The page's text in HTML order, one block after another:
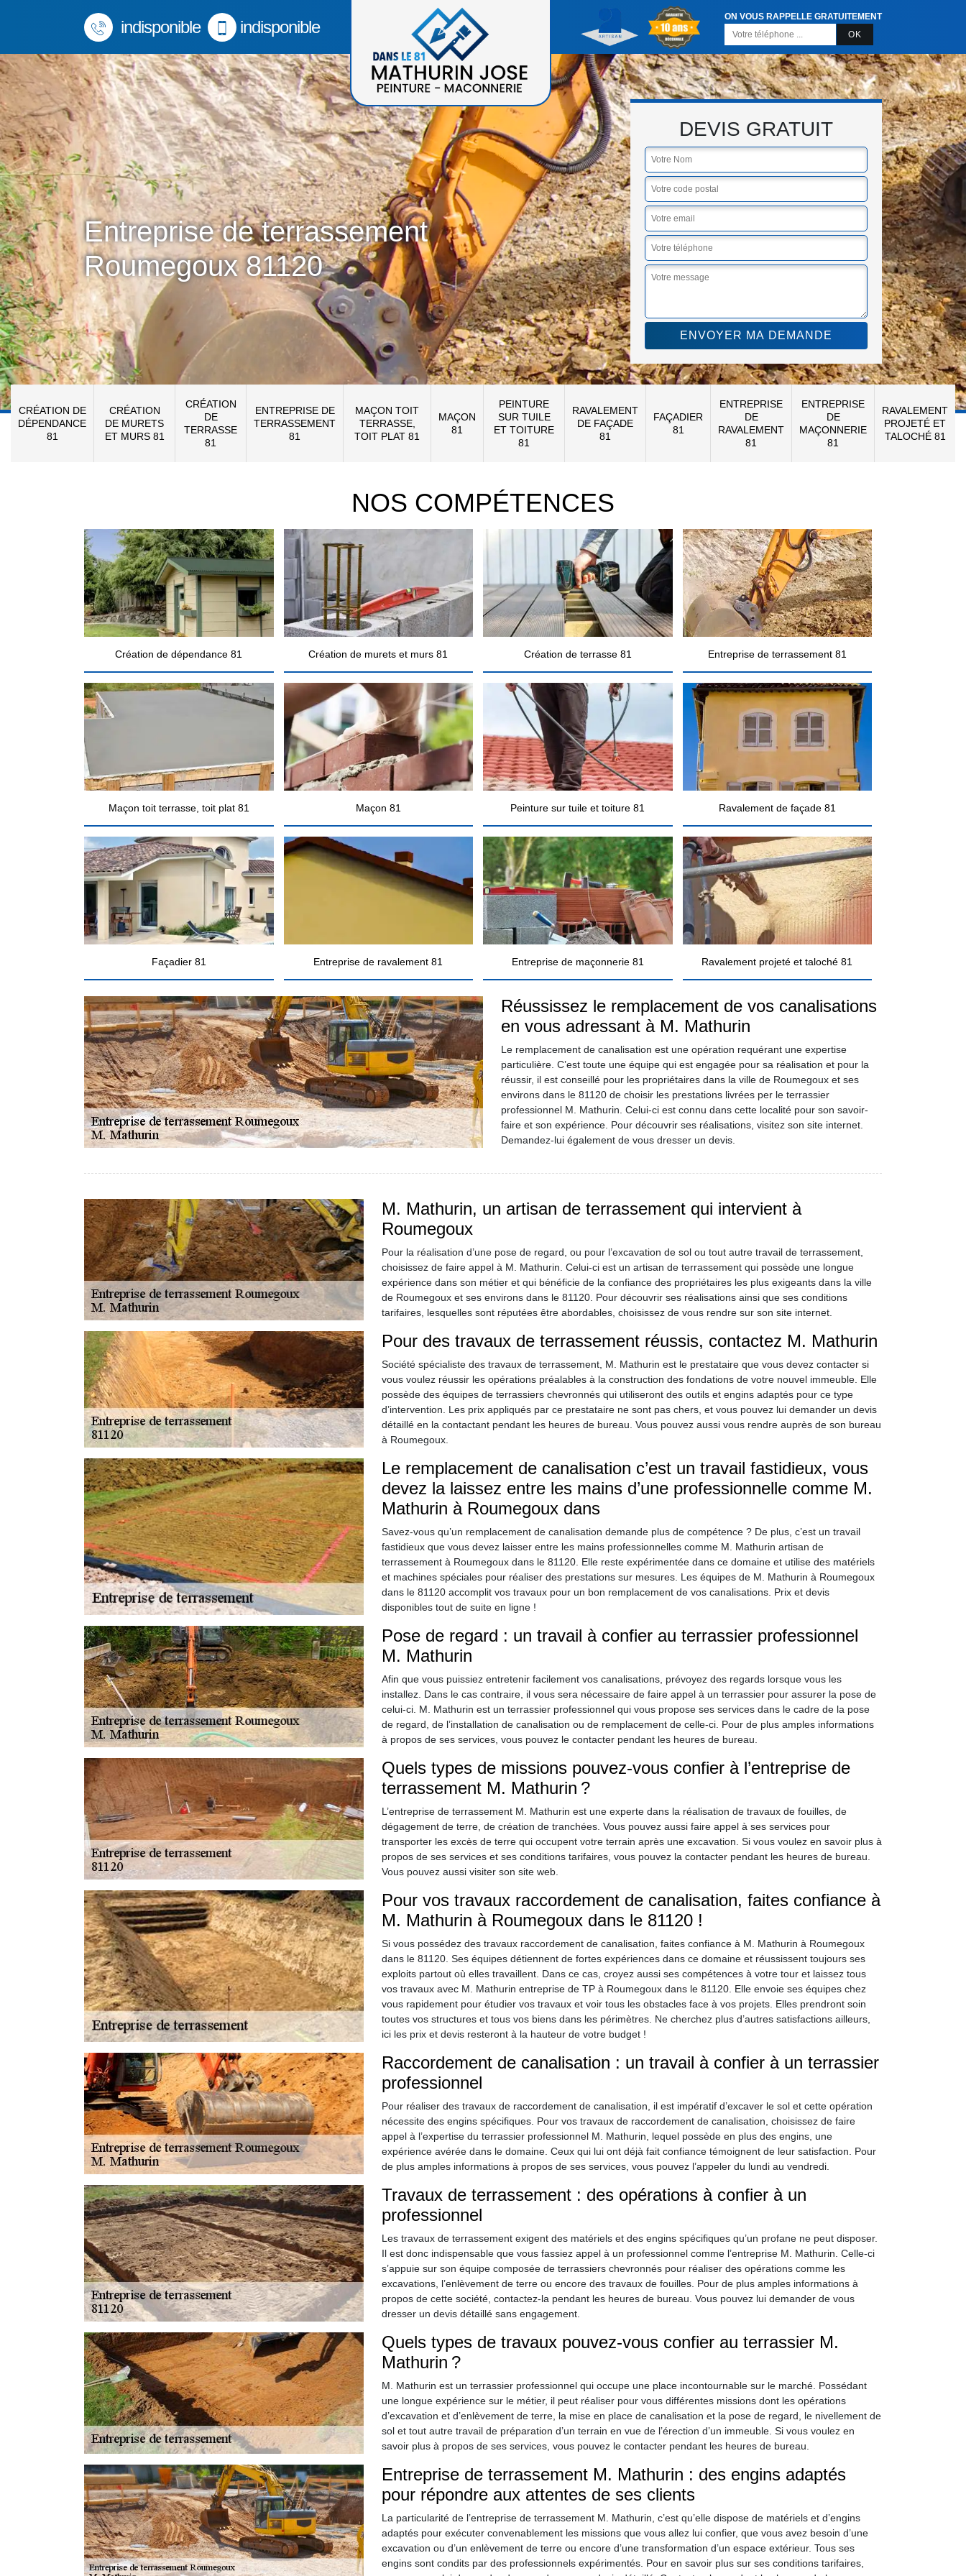
indisponible indisponible
ON VOUS RAPPELLE GRATUITEMENT
Entreprise de terrassement
Roumegoux 81120
DEVIS GRATUIT
CRÉATION DE
DÉPENDANCE
81
CRÉATION
DE MURETS
ET MURS 81
CRÉATION
DE
TERRASSE
81
ENTREPRISE DE
TERRASSEMENT
81
MAÇON TOIT
TERRASSE,
TOIT PLAT 81
MAÇON
81
PEINTURE
SUR TUILE
ET TOITURE
81
RAVALEMENT
DE FAÇADE
81
FAÇADIER
81
ENTREPRISE
DE
RAVALEMENT
81
ENTREPRISE
DE
MAÇONNERIE
81
RAVALEMENT
PROJETÉ ET
TALOCHÉ 81
NOS COMPÉTENCES
Création de dépendance 81 Création de murets et murs 81 Création de terrasse 81 Entreprise de terrassement 81
Maçon toit terrasse, toit plat 81 Maçon 81 Peinture sur tuile et toiture 81 Ravalement de façade 81
Façadier 81 Entreprise de ravalement 81 Entreprise de maçonnerie 81 Ravalement projeté et taloché 81
Réussissez le remplacement de vos canalisations
en vous adressant à M. Mathurin
Le remplacement de canalisation est une opération requérant une expertise
particulière. C’est toute une équipe qui est engagée pour sa réalisation et pour la
réussir, il est conseillé pour les propriétaires dans la ville de Roumegoux et ses
environs dans le 81120 de choisir les prestations livrées per le terrassier
professionnel M. Mathurin. Celui-ci est connu dans cette localité pour son savoir-
faire et son expérience. Pour découvrir ses réalisations, visitez son site internet.
Demandez-lui également de vous dresser un devis.
M. Mathurin, un artisan de terrassement qui intervient à
Roumegoux
Pour la réalisation d’une pose de regard, ou pour l’excavation de sol ou tout autre travail de terrassement,
choisissez de faire appel à M. Mathurin. Celui-ci est un artisan de terrassement qui possède une longue
expérience dans son métier et qui bénéficie de la confiance des propriétaires les plus exigeants dans la ville
de Roumegoux et ses environs dans le 81120. Pour découvrir ses réalisations ainsi que ses conditions
tarifaires, lesquelles sont réputées être abordables, choisissez de vous rendre sur son site internet.
Pour des travaux de terrassement réussis, contactez M. Mathurin
Société spécialiste des travaux de terrassement, M. Mathurin est le prestataire que vous devez contacter si
vous voulez réussir les opérations préalables à la construction des fondations de votre nouvel immeuble. Elle
possède des équipes de terrassiers chevronnés qui utiliseront des outils et engins adaptés pour ce type
d’intervention. Les prix appliqués par ce prestataire ne sont pas chers, et vous pouvez lui demander un devis
détaillé en la contactant pendant les heures de bureau. Vous pouvez aussi vous rendre auprès de son bureau
à Roumegoux.
Le remplacement de canalisation c’est un travail fastidieux, vous
devez la laissez entre les mains d’une professionnelle comme M.
Mathurin à Roumegoux dans
Savez-vous qu’un remplacement de canalisation demande plus de compétence ? De plus, c’est un travail
fastidieux que vous devez laisser entre les mains professionnelles comme M. Mathurin artisan de
terrassement à Roumegoux dans le 81120. Elle reste expérimentée dans ce domaine et utilise des matériels
et machines spéciales pour réaliser des prestations sur mesures. Les équipes de M. Mathurin à Roumegoux
dans le 81120 accomplit vos travaux pour un bon remplacement de vos canalisations. Prix et devis
disponibles tout de suite en ligne !
Pose de regard : un travail à confier au terrassier professionnel
M. Mathurin
Afin que vous puissiez entretenir facilement vos canalisations, prévoyez des regards lorsque vous les
installez. Dans le cas contraire, il vous sera nécessaire de faire appel à un terrassier pour assurer la pose de
celui-ci. M. Mathurin est un terrassier professionnel qui vous propose ses services dans le cadre de la pose
de regard, de l’installation de canalisation ou de remplacement de celle-ci. Pour de plus amples informations
à propos de ses services, vous pouvez le contacter pendant les heures de bureau.
Quels types de missions pouvez-vous confier à l’entreprise de
terrassement M. Mathurin ?
L’entreprise de terrassement M. Mathurin est une experte dans la réalisation de travaux de fouilles, de
dégagement de terre, de création de tranchées. Vous pouvez aussi faire appel à ses services pour
transporter les excès de terre qui occupent votre terrain après une excavation. Si vous voulez en savoir plus à
propos de ses services et ses conditions tarifaires, vous pouvez la contacter pendant les heures de bureau.
Vous pouvez aussi visiter son site web.
Pour vos travaux raccordement de canalisation, faites confiance à
M. Mathurin à Roumegoux dans le 81120 !
Si vous possédez des travaux raccordement de canalisation, faites confiance à M. Mathurin à Roumegoux
dans le 81120. Ses équipes détiennent de fortes expériences dans ce domaine et réussissent toujours ses
exploits partout où elles travaillent. Dans ce cas, croyez aussi ses compétences à votre tour et laissez tous
vos travaux avec M. Mathurin entreprise de TP à Roumegoux dans le 81120. Elle envoie ses équipes chez
vous rapidement pour étudier vos travaux et voir tous les obstacles face à vos projets. Elles prendront soin
toutes vos structures et tous vos biens dans les périmètres. Ne cherchez plus d’autres satisfactions ailleurs,
ici les prix et devis resteront à la hauteur de votre budget !
Raccordement de canalisation : un travail à confier à un terrassier
professionnel
Pour réaliser des travaux de raccordement de canalisation, il est impératif d’excaver le sol et cette opération
nécessite des engins spécifiques. Pour vos travaux de raccordement de canalisation, choisissez de faire
appel à l’expertise du terrassier professionnel M. Mathurin, lequel possède en plus des engins, une
expérience avérée dans le domaine. Ceux qui lui ont déjà fait confiance témoignent de leur satisfaction. Pour
de plus amples informations à propos de ses services, vous pouvez l’appeler du lundi au vendredi.
Travaux de terrassement : des opérations à confier à un
professionnel
Les travaux de terrassement exigent des matériels et des engins spécifiques qu’un profane ne peut disposer.
Il est donc indispensable que vous fassiez appel à un professionnel comme l’entreprise M. Mathurin. Celle-ci
s’appuie sur son équipe composée de terrassiers chevronnés pour réaliser des opérations comme les
excavations, l’enlèvement de terre ou encore des travaux de fouilles. Pour de plus amples informations à
propos de cette société, contactez-la pendant les heures de bureau. Vous pouvez lui demander de vous
dresser un devis détaillé sans engagement.
Quels types de travaux pouvez-vous confier au terrassier M.
Mathurin ?
M. Mathurin est un terrassier professionnel qui occupe une place incontournable sur le marché. Possédant
une longue expérience sur le métier, il peut réaliser pour vous différentes missions dont les opérations
d’excavation et d’enlèvement de terre, la mise en place de canalisation et la pose de regard, le nivellement de
sol et tout autre travail de préparation d’un terrain en vue de l’érection d’un immeuble. Si vous voulez en
savoir plus à propos de ses services, vous pouvez le contacter pendant les heures de bureau.
Entreprise de terrassement M. Mathurin : des engins adaptés
pour répondre aux attentes de ses clients
La particularité de l’entreprise de terrassement M. Mathurin, c’est qu’elle dispose de matériels et d’engins
adaptés pour exécuter convenablement les missions que vous allez lui confier, que vous avez besoin d’une
excavation ou d’un enlèvement de terre ou encore d’une transformation d’un espace extérieur. Tous ses
engins sont condits par des professionnels expérimentés. Pour en savoir plus sur ses conditions tarifaires,